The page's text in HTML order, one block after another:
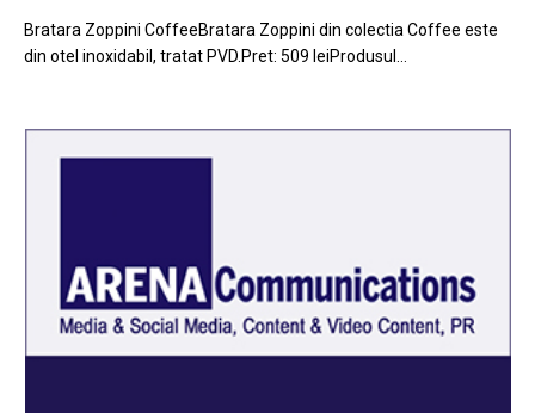
Bratara Zoppini CoffeeBratara Zoppini din colectia Coffee este
din otel inoxidabil, tratat PVD.Pret: 509 leiProdusul…